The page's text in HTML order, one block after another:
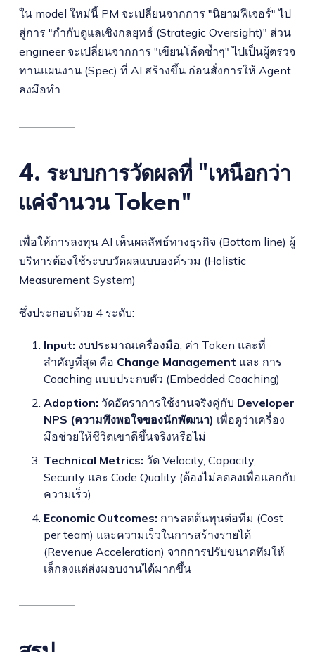
ใน model ใหม่นี้ PM จะเปลี่ยนจากการ "นิยามฟีเจอร์" ไป
สู่การ "กำกับดูแลเชิงกลยุทธ์ (Strategic Oversight)" ส่วน
engineer จะเปลี่ยนจากการ "เขียนโค้ดซ้ำๆ" ไปเป็นผู้ตรวจ
ทานแผนงาน (Spec) ที่ AI สร้างขึ้น ก่อนสั่งการให้ Agent
ลงมือทำ
4. ระบบการวัดผลที่ "เหนือกว่า
แค่จำนวน Token"
เพื่อให้การลงทุน AI เห็นผลลัพธ์ทางธุรกิจ (Bottom line) ผู้
บริหารต้องใช้ระบบวัดผลแบบองค์รวม (Holistic
Measurement System)
ซึ่งประกอบด้วย 4 ระดับ:
Input: งบประมาณเครื่องมือ, ค่า Token และที่
สำคัญที่สุด คือ Change Management และ การ
Coaching แบบประกบตัว (Embedded Coaching)
Adoption: วัดอัตราการใช้งานจริงคู่กับ Developer
NPS (ความพึงพอใจของนักพัฒนา) เพื่อดูว่าเครื่อง
มือช่วยให้ชีวิตเขาดีขึ้นจริงหรือไม่
Technical Metrics: วัด Velocity, Capacity,
Security และ Code Quality (ต้องไม่ลดลงเพื่อแลกกับ
ความเร็ว)
Economic Outcomes: การลดต้นทุนต่อทีม (Cost
per team) และความเร็วในการสร้างรายได้
(Revenue Acceleration) จากการปรับขนาดทีมให้
เล็กลงแต่ส่งมอบงานได้มากขึ้น